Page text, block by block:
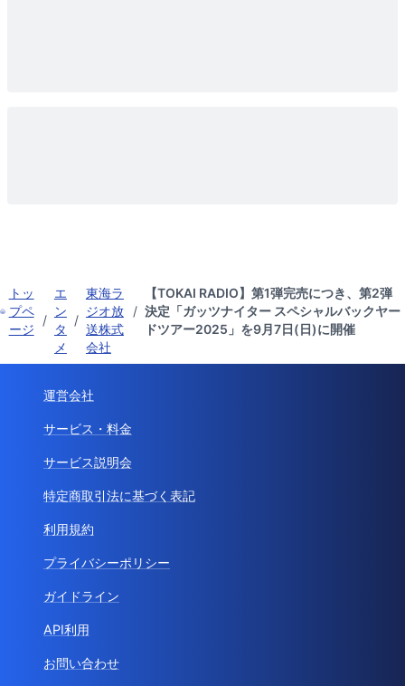
トッ
プペ
ージ
/
エ
ン
タ
メ
/
東海ラ
ジオ放
送株式
会社
/
【TOKAI RADIO】第1弾完売につき、第2弾
決定「ガッツナイター スペシャルバックヤー
ドツアー2025」を9月7日(日)に開催
運営会社
サービス・料金
サービス説明会
特定商取引法に基づく表記
利用規約
プライバシーポリシー
ガイドライン
API利用
お問い合わせ